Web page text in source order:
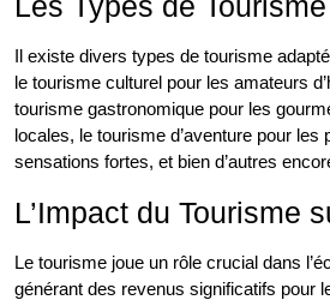
Il existe divers types de tourisme
le tourisme culturel pour les amateurs
tourisme gastronomique pour les
locales, le tourisme d’aventure pour les
sensations fortes, et bien d’autres
L’Impact du Tourisme
Le tourisme joue un rôle crucial dans
générant des revenus significatifs pour